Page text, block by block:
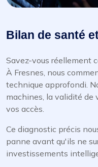
Bilan de santé
Savez-vous réellement
À Fresnes, nous
technique approfondi.
machines, la validité de
vos accès.
Ce diagnostic précis
panne avant qu'ils ne
investissements